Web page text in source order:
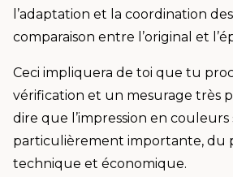
l’adaptation et la coordination
comparaison entre l’original et
Ceci impliquera de toi que tu
vérification et un mesurage très
dire que l’impression en couleurs
particulièrement importante, du
technique et économique.